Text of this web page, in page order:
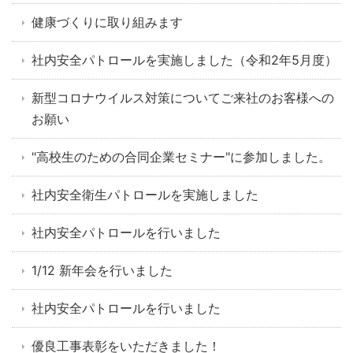
健康づくりに取り組みます
社内安全パトロールを実施しました（令和2年5月度）
新型コロナウイルス対策についてご来社のお客様への
お願い
"高校生のための合同企業セミナー"に参加しました。
社内安全衛生パトロールを実施しました
社内安全パトロールを行いました
1/12 新年会を行いました
社内安全パトロールを行いました
優良工事表彰をいただきました！